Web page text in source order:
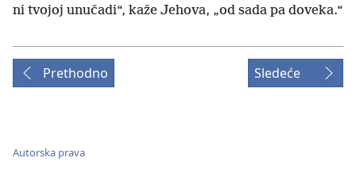
ni tvojoj unučadi“, kaže Jehova, „od sada pa doveka.“
Prethodno Sledeće
Autorska prava